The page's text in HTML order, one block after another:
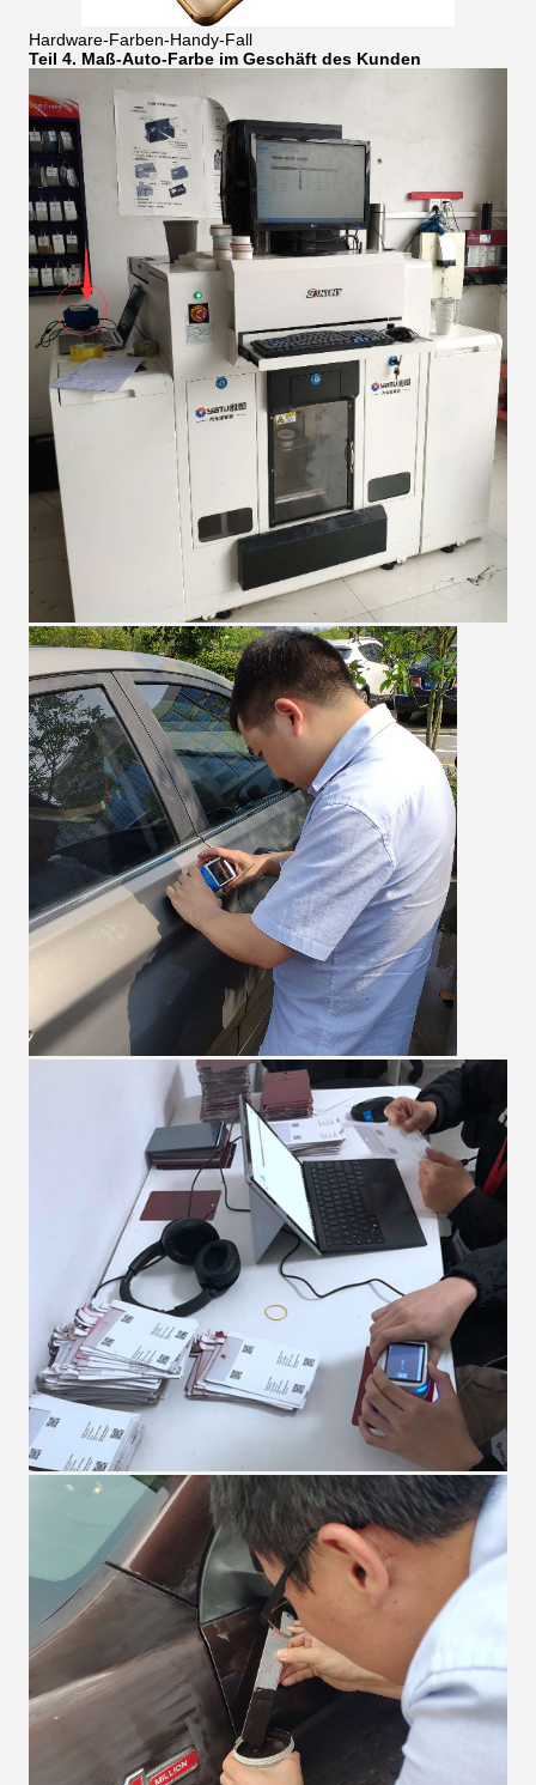
Hardware-Farben-Handy-Fall
Teil 4. Maß-Auto-Farbe im Geschäft des Kunden